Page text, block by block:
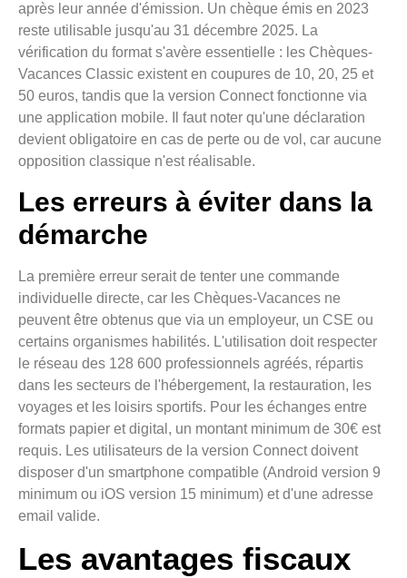
après leur année d'émission. Un chèque émis en 2023
reste utilisable jusqu'au 31 décembre 2025. La
vérification du format s'avère essentielle : les Chèques-
Vacances Classic existent en coupures de 10, 20, 25 et
50 euros, tandis que la version Connect fonctionne via
une application mobile. Il faut noter qu'une déclaration
devient obligatoire en cas de perte ou de vol, car aucune
opposition classique n'est réalisable.
Les erreurs à éviter dans la
démarche
La première erreur serait de tenter une commande
individuelle directe, car les Chèques-Vacances ne
peuvent être obtenus que via un employeur, un CSE ou
certains organismes habilités. L'utilisation doit respecter
le réseau des 128 600 professionnels agréés, répartis
dans les secteurs de l'hébergement, la restauration, les
voyages et les loisirs sportifs. Pour les échanges entre
formats papier et digital, un montant minimum de 30€ est
requis. Les utilisateurs de la version Connect doivent
disposer d'un smartphone compatible (Android version 9
minimum ou iOS version 15 minimum) et d'une adresse
email valide.
Les avantages fiscaux